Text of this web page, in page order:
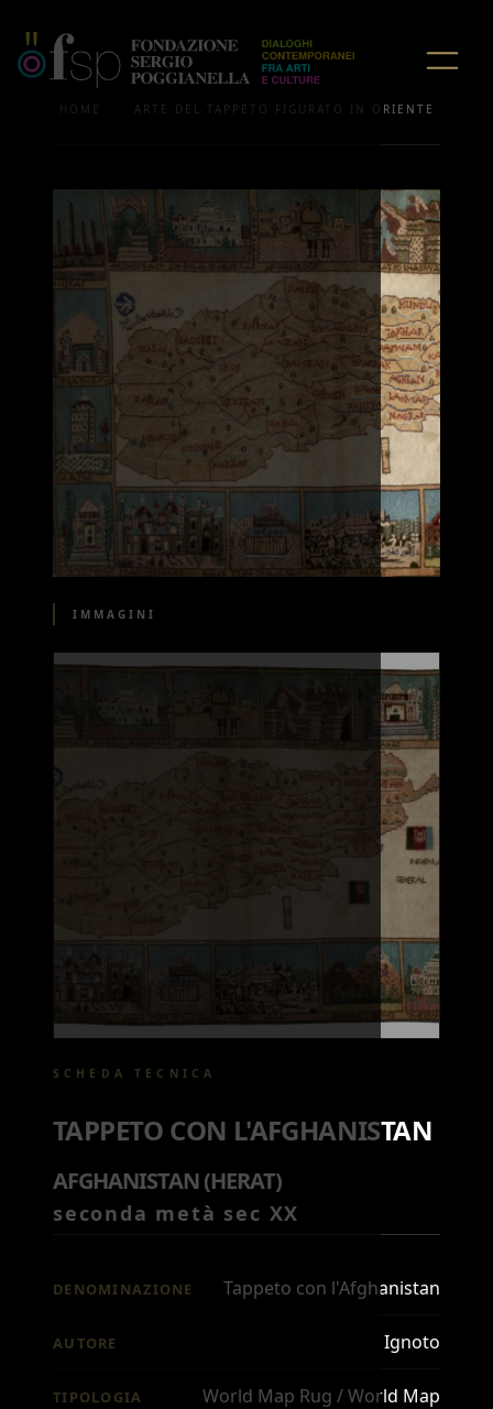
HOME ARTE DEL TAPPETO FIGURATO IN ORIENTE
IMMAGINI
SCHEDA TECNICA
TAPPETO CON L'AFGHANISTAN
AFGHANISTAN (HERAT)
seconda metà sec XX
DENOMINAZIONE Tappeto con l'Afghanistan
AUTORE Ignoto
TIPOLOGIA
World Map Rug / World Map